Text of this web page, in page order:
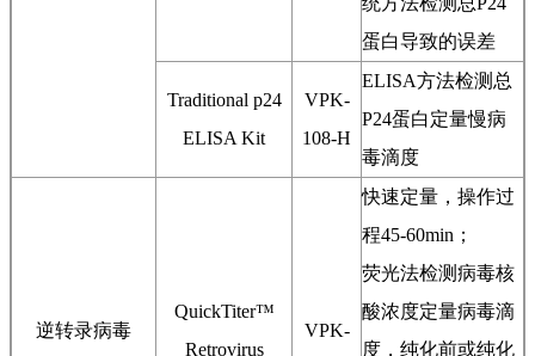
蛋白导致的误差
Traditional p24
ELISA Kit
VPK-
108-H
ELISA方法检测总
P24蛋白定量慢病
毒滴度
逆转录病毒
QuickTiter™
Retrovirus
VPK-
快速定量，操作过
程45-60min；
荧光法检测病毒核
酸浓度定量病毒滴
度，纯化前或纯化